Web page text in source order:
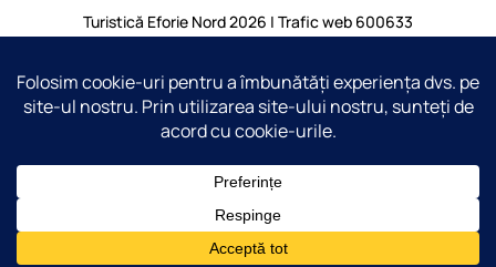
Turistică Eforie Nord 2026 | Trafic web 600633